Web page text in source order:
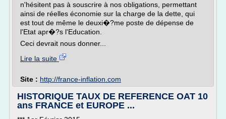
n'hésitent pas à souscrire à nos obligations, permettant
ainsi de réelles économie sur la charge de la dette, qui
est tout de même le deuxi�?me poste de dépense de
l'Etat apr�?s l'Education.
Ceci devrait nous donner...
Lire la suite
Site : http://france-inflation.com
HISTORIQUE TAUX DE REFERENCE OAT 10
ans FRANCE et EUROPE ...